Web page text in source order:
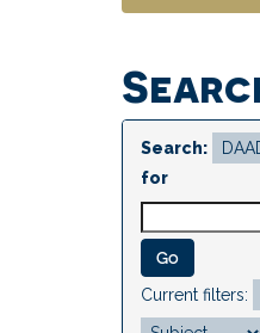
Search:
for
Current filters: